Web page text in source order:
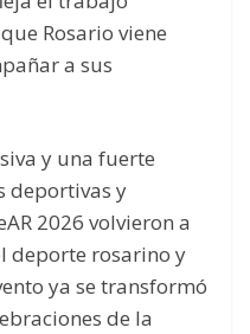
Rosario viene
a sus
y una fuerte
deportivas y
2026 volvieron a
deporte rosarino y
ya se transformó
de la